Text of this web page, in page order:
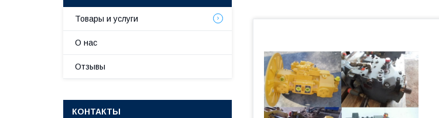
Товары и услуги
О нас
Отзывы
КОНТАКТЫ